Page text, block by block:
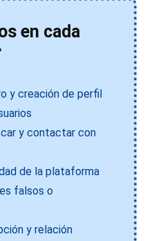
en cada
y creación de perfil
y contactar con
de la plataforma
falsos o
y relación